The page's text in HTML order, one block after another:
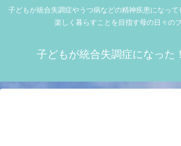
子どもが統合失調症やうつ病などの精神疾患になっ
楽しく暮らすことを目指す母の日々の
子どもが統合失調症になった